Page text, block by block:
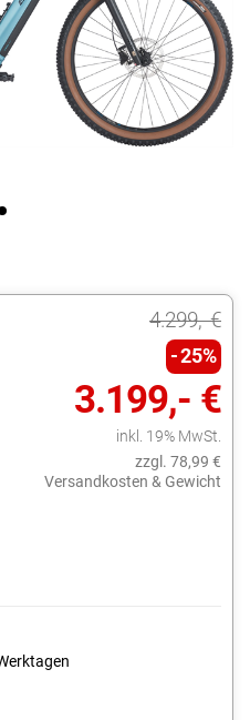
4.299,- €
25%
3.199,- €
inkl. 19% MwSt.
zzgl. 78,99 €
Versandkosten & Gewicht